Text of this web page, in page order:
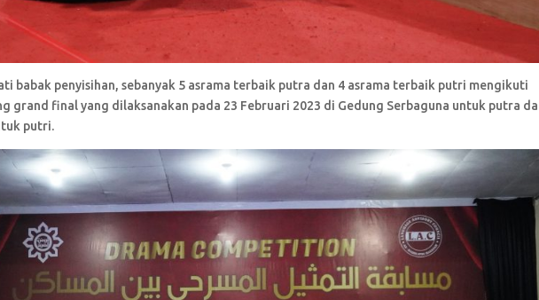
babak penyisihan, sebanyak 5 asrama terbaik putra dan 4 asrama terbaik putri mengikuti
grand final yang dilaksanakan pada 23 Februari 2023 di Gedung Serbaguna untuk putra
putri.